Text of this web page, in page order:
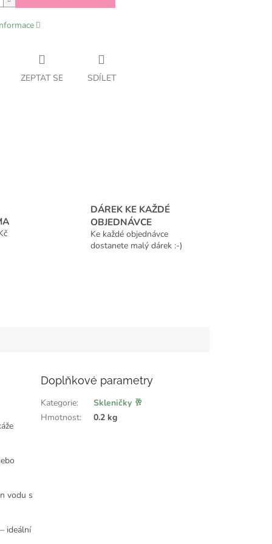
ZEPTAT SE SDÍLET
DÁREK KE KAŽDÉ
OBJEDNÁVCE
Ke každé objednávce
dostanete malý dárek :-)
vodu s
ideální
Doplňkové parametry
Kategorie:
Skleničky 🥂
Hmotnost: 0.2 kg